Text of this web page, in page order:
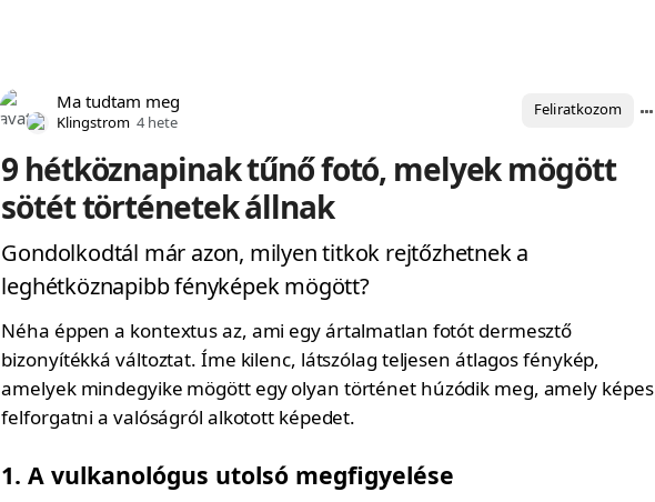
Ma tudtam meg
Klingstrom 4 hete
Feliratkozom
9 hétköznapinak tűnő fotó, melyek mögött
sötét történetek állnak
Gondolkodtál már azon, milyen titkok rejtőzhetnek a
leghétköznapibb fényképek mögött?
Néha éppen a kontextus az, ami egy ártalmatlan fotót dermesztő
bizonyítékká változtat. Íme kilenc, látszólag teljesen átlagos fénykép,
amelyek mindegyike mögött egy olyan történet húzódik meg, amely képes
felforgatni a valóságról alkotott képedet.
1. A vulkanológus utolsó megfigyelése